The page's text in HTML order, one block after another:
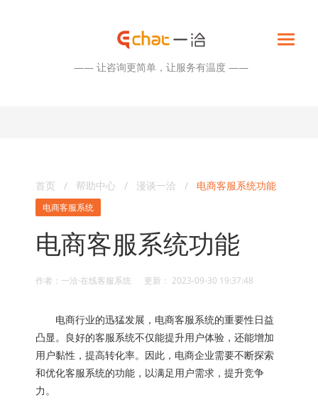
—— 让咨询更简单，让服务有温度 ——
首页 / 帮助中心 / 漫谈一洽 / 电商客服系统功能
电商客服系统
电商客服系统功能
作者：一洽·在线客服系统 更新： 2023-09-30 19:37:48
电商行业的迅猛发展，电商客服系统的重要性日益
凸显。良好的客服系统不仅能提升用户体验，还能增加
用户黏性，提高转化率。因此，电商企业需要不断探索
和优化客服系统的功能，以满足用户需求，提升竞争
力。